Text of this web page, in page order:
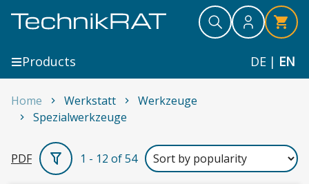
Search
Search
Search
DE | EN
Products
Home Werkstatt
Werkzeuge
Spezialwerkzeuge
Spezialwerkzeuge
PDF 1 - 12 of 54